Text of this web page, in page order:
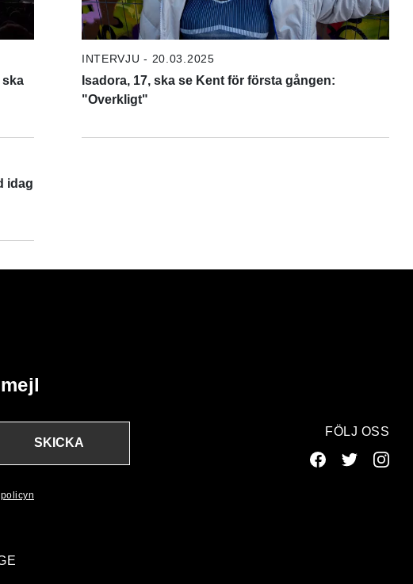
ska
INTERVJU - 20.03.2025
Isadora, 17, ska se Kent för första gången:
"Overkligt"
idag
SKICKA
FÖLJ OSS